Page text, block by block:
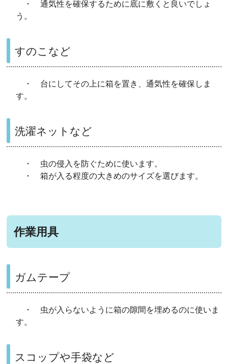
・ 通気性を確保するために底に敷くと良いでしょ
う。
すのこなど
・ 台にしてその上に箱を置き、通気性を確保しま
す。
洗濯ネットなど
・ 虫の侵入を防ぐために使います。
・ 箱が入る程度の大きめのサイズを選びます。
作業用具
ガムテープ
・ 虫が入らないように箱の隙間を埋めるのに使いま
す。
スコップや手袋など